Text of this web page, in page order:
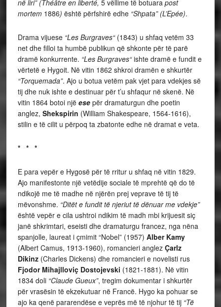
në liri” (Théâtre en liberté, 5 vëllime të botuara post
mortem1886) është përfshirë edhe “Shpata” (L’Epée).
Drama vijuese “Les Burgraves“(1843) u shfaq vetëm 33
net dhe filloi ta humbë publikun që shkonte për të parë
dramë konkurrente. “Les Burgraves“ishte dramë e fundit e
vërtetë e Hygoit. Në vitin 1862 shkroi dramën e shkurtër
“Torquemada”. Ajo u botua vetëm pak vjet para vdekjes së
tij dhe nuk ishte e destinuar për t’u shfaqur në skenë. Në
vitin 1864 botoi një esepër dramaturgun dhe poetin
anglez, Shekspirin (William Shakespeare, 1564-1616),
stilin e të cilit u përpoq ta zbatonte edhe në dramat e veta.
* * *
E para vepër e Hygosë për të rritur u shfaq në vitin 1829.
Ajo manifestonte një vetëdije sociale të mprehtë që do të
ndikojë me të madhe në njërën prej veprave të tij të
mëvonshme. “Ditët e fundit të njeriut të dënuar me vdekje”
është vepër e cila ushtroi ndikim të madh mbi krijuesit siç
janë shkrimtari, eseisti dhe dramaturgu francez, nga nëna
spanjolle, laureat i çmimit “Nobel” (1957) Alber Kamy
(Albert Camus, 1913-1960), romancieri anglez Çarlz
Dikinz (Charles Dickens) dhe romancieri e novelisti rus
Fjodor Mihajlloviç Dostojevski (1821-1881). Në vitin
1834 doli “Claude Gueux”, tregim dokumentar i shkurtër
për vrasësin të ekzekutuar në Francë. Hygo ka pohuar se
ajo ka qenë pararendëse e veprës më të njohur të tij “Të